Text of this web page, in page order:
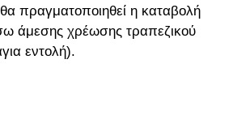
θα πραγματοποιηθεί η καταβολή
άμεσης χρέωσης τραπεζικού
εντολή).